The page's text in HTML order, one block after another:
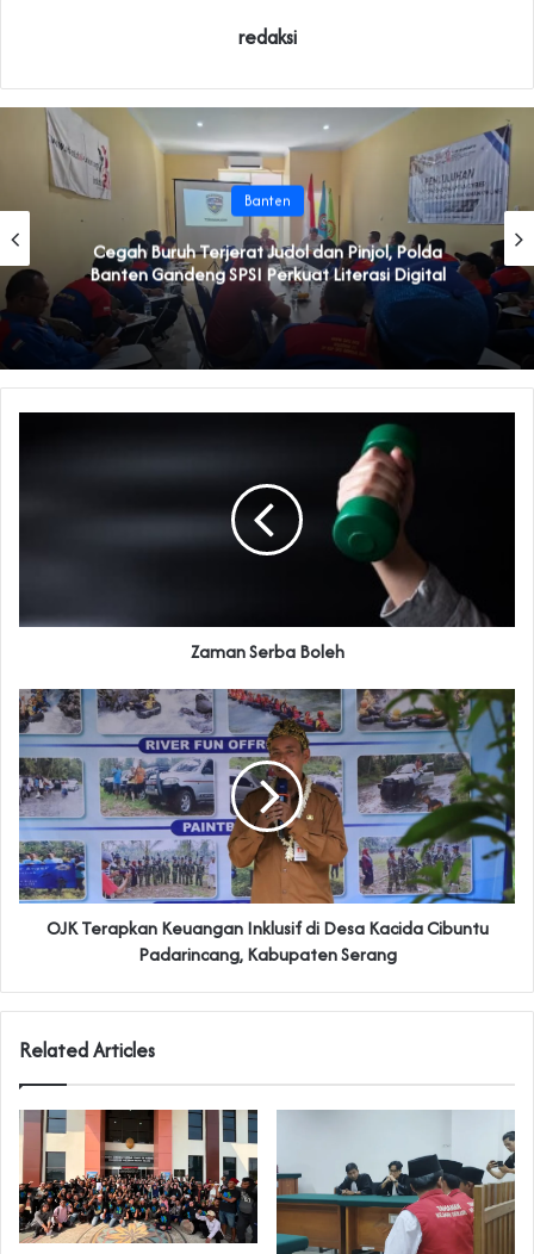
redaksi
Banten
Cegah Buruh Terjerat Judol dan Pinjol, Polda
Banten Gandeng SPSI Perkuat Literasi Digital
Zaman Serba Boleh
OJK Terapkan Keuangan Inklusif di Desa Kacida Cibuntu
Padarincang, Kabupaten Serang
Related Articles